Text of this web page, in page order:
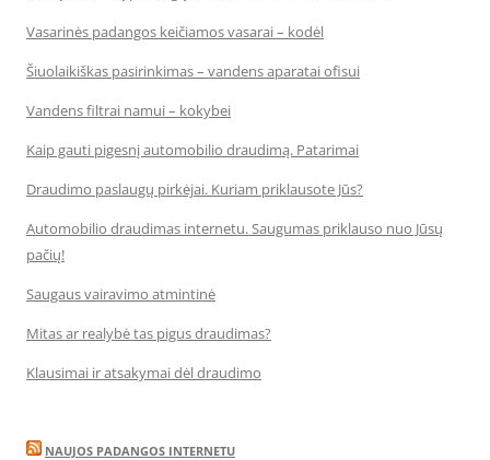
Vasarinės padangos keičiamos vasarai – kodėl
Šiuolaikiškas pasirinkimas – vandens aparatai ofisui
Vandens filtrai namui – kokybei
Kaip gauti pigesnį automobilio draudimą. Patarimai
Draudimo paslaugų pirkėjai. Kuriam priklausote Jūs?
Automobilio draudimas internetu. Saugumas priklauso nuo Jūsų
pačių!
Saugaus vairavimo atmintinė
Mitas ar realybė tas pigus draudimas?
Klausimai ir atsakymai dėl draudimo
NAUJOS PADANGOS INTERNETU